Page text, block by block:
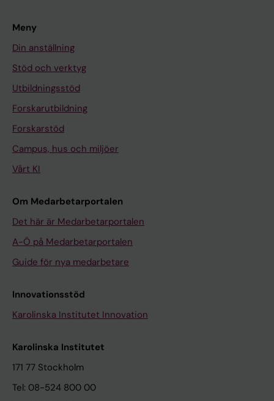
Meny
Din anställning
Stöd och verktyg
Utbildningsstöd
Forskarutbildning
Forskarstöd
Campus, hus och miljöer
Vårt KI
Om Medarbetarportalen
Det här är Medarbetarportalen
A-Ö på Medarbetarportalen
Guide för nya medarbetare
Innovationsstöd
Karolinska Institutet Innovation
Karolinska Institutet
171 77 Stockholm
Tel: 08-524 800 00